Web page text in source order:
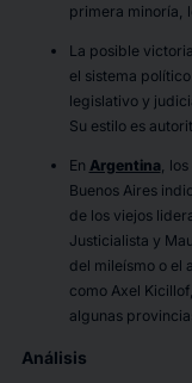
primera minoría,
La posible
el sistema
legislativo y
Su estilo es
En Argentina, los
Buenos Aires
de los viejos
Justicialista y
del mileísmo o el
como Axel
algunas
Análisis